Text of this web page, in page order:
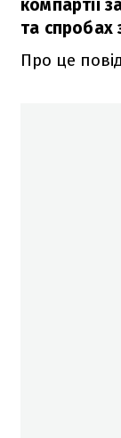
компартії
та спробах
Про це